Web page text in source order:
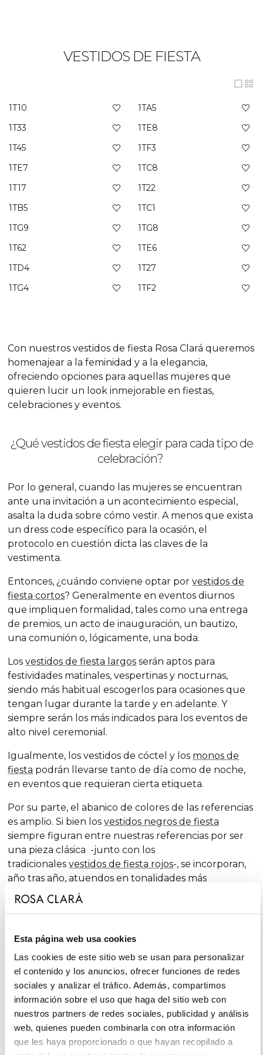
Esta página web usa cookies
Las cookies de este sitio web se usan para personalizar
el contenido y los anuncios, ofrecer funciones de redes
sociales y analizar el tráfico. Además, compartimos
información sobre el uso que haga del sitio web con
nuestros partners de redes sociales, publicidad y análisis
web, quienes pueden combinarla con otra información
que les haya proporcionado o que hayan recopilado a
VESTIDOS DE FIESTA
1T10
1TA5
1T33
1TE8
1T45
1TF3
1TE7
1TC8
1T17
1T22
1TB5
1TC1
1TG9
1TG8
1T62
1TE6
1TD4
1T27
1TG4
1TF2
Con nuestros vestidos de fiesta Rosa Clará queremos
homenajear a la feminidad y a la elegancia,
ofreciendo opciones para aquellas mujeres que
quieren lucir un look inmejorable en fiestas,
celebraciones y eventos.
¿Qué vestidos de fiesta elegir para cada tipo de
celebración?
Por lo general, cuando las mujeres se encuentran
ante una invitación a un acontecimiento especial,
asalta la duda sobre cómo vestir. A menos que exista
undress code específico para la ocasión, el
protocolo en cuestión dicta las claves de la
vestimenta.
Entonces, ¿cuándo conviene optar porvestidos de
fiesta cortos? Generalmente en eventos diurnos
que impliquen formalidad, tales como una entrega
de premios, un acto de inauguración, un bautizo,
una comunión o, lógicamente, una boda.
Losvestidos de fiesta largos serán aptos para
festividades matinales, vespertinas y nocturnas,
siendo más habitual escogerlos para ocasiones que
tengan lugar durante la tarde y en adelante. Y
siempre serán los más indicados para los eventos de
alto nivel ceremonial.
Igualmente, los vestidos de cóctel y los monos de
fiesta podrán llevarse tanto de día como de noche,
en eventos que requieran cierta etiqueta.
Por su parte, el abanico de colores de las referencias
es amplio. Si bien losvestidos negros de fiesta
siempre figuran entre nuestras referencias por ser
una pieza clásica -junto con los
tradicionalesvestidos de fiesta rojos-, se incorporan,
año tras año, atuendos en tonalidades más
arriesgadas. Como también, conjuntos en distintos
tonos atemporales: es el caso de los
cobalto, el azul marino, el celeste o el turquesa;
losvestidos verdes de fiesta .
Nuestras colecciones de vestidos de fiesta
Las colecciones de vestidos de fiesta e invitada de
Rosa Clará destacan por su elegancia y variedad,